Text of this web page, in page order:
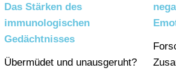
Das Stärken des
immunologischen
Gedächtnisses
Übermüdet und unausgeruht?